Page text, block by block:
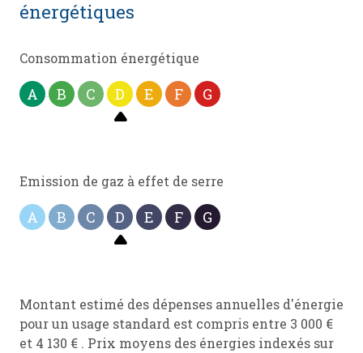
énergétiques
Consommation énergétique
A B C D E F G
Emission de gaz à effet de serre
A B C D E F G
Montant estimé des dépenses annuelles d'énergie
pour un usage standard est compris entre 3 000 €
et 4 130 € . Prix moyens des énergies indexés sur